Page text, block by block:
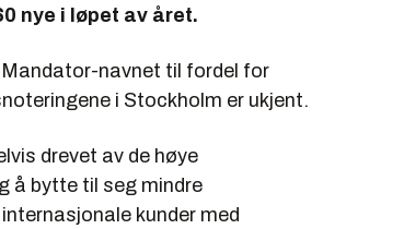
nye i løpet av året.
Mandator-navnet til fordel for
i Stockholm er ukjent.
drevet av de høye
å bytte til seg mindre
kunder med